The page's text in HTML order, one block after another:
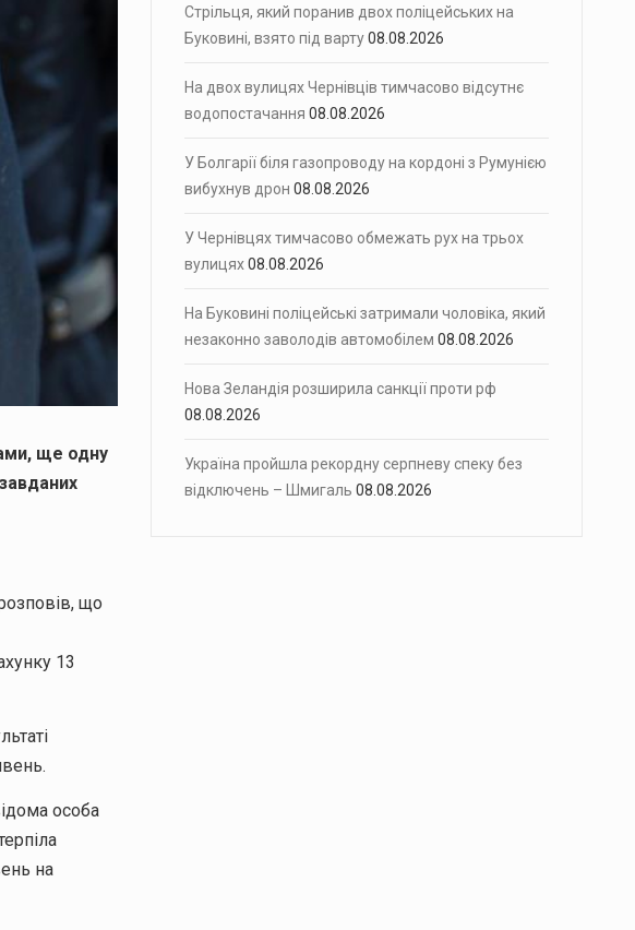
ще одну
що
13
особа
на
Стрільця, який поранив двох поліцейських на
Буковині, взято під варту08.08.2026
На двох вулицях Чернівців тимчасово відсутнє
водопостачання 08.08.2026
У Болгарії біля газопроводу на кордоні з Румунією
вибухнув дрон 08.08.2026
У Чернівцях тимчасово обмежать рух на трьох
вулицях08.08.2026
На Буковині поліцейські затримали чоловіка, який
незаконно заволодів автомобілем 08.08.2026
Нова Зеландія розширила санкції проти рф
08.08.2026
Україна пройшла рекордну серпневу спеку без
відключень – Шмигаль 08.08.2026